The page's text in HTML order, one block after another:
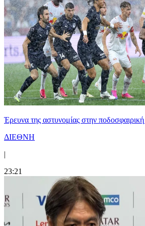
Έρευνα της αστυνομίας στην
ΔΙΕΘΝΗ
|
23:21